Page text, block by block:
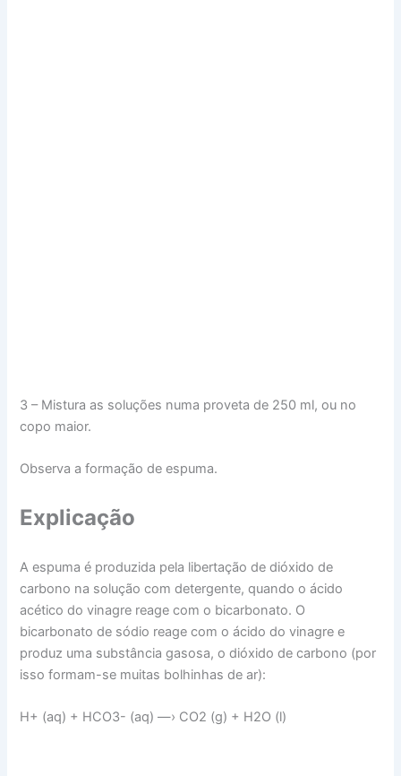
3 – Mistura as soluções numa proveta de 250 ml, ou no
copo maior.
Observa a formação de espuma.
Explicação
A espuma é produzida pela libertação de dióxido de
carbono na solução com detergente, quando o ácido
acético do vinagre reage com o bicarbonato. O
bicarbonato de sódio reage com o ácido do vinagre e
produz uma substância gasosa, o dióxido de carbono (por
isso formam-se muitas bolhinhas de ar):
H+ (aq) + HCO3- (aq) —› CO2 (g) + H2O (l)